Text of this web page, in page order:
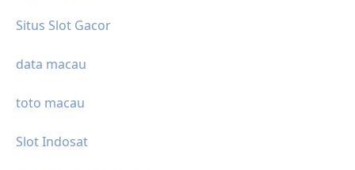
Situs Slot Gacor
data macau
toto macau
Slot Indosat